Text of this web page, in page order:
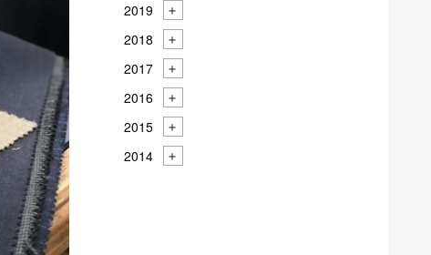
2019
2018
2017
2016
2015
2014